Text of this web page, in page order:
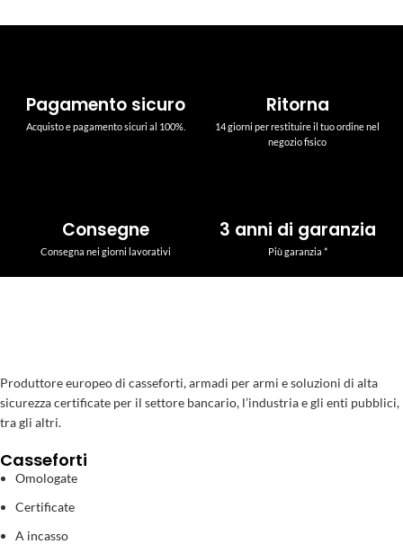
Pagamento sicuro
Acquisto e pagamento sicuri al 100%.
Ritorna
14 giorni per restituire il tuo ordine nel
negozio fisico
Consegne
Consegna nei giorni lavorativi
3 anni di garanzia
Più garanzia *
Produttore europeo di casseforti, armadi per armi e soluzioni di alta
sicurezza certificate per il settore bancario, l’industria e gli enti pubblici,
tra gli altri.
Casseforti
Omologate
Certificate
A incasso